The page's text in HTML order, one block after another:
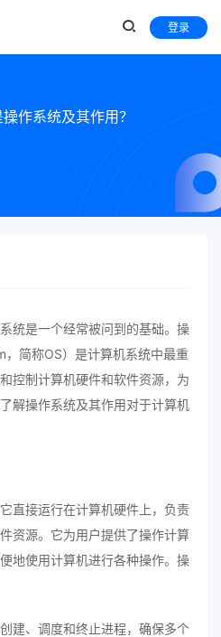
登录
作系统及其作用？
统是一个经常被问到的基础。操
简称OS）是计算机系统中最重
控制计算机硬件和软件资源，为
解操作系统及其作用对于计算机
直接运行在计算机硬件上，负责
资源。它为用户提供了操作计算
地使用计算机进行各种操作。操
建、调度和终止进程，确保多个